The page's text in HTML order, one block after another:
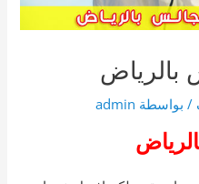
بالرياض
/ بواسطة admin